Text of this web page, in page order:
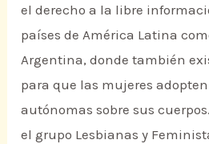
el derecho a la libre
países de América Latina
Argentina, donde también
para que las mujeres
autónomas sobre sus
el grupo Lesbianas y